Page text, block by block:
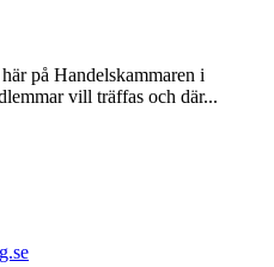
på Handelskammaren i
vill träffas och där...